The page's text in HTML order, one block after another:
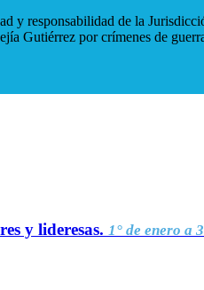
y responsabilidad de la
Gutiérrez por crímenes de
y lideresas. 1° de enero a